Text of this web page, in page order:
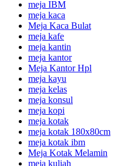
meja IBM
meja kaca
Meja Kaca Bulat
meja kafe
meja kantin
meja kantor
Meja Kantor Hpl
meja kayu
meja kelas
meja konsul
meja kopi
meja kotak
meja kotak 180x80cm
meja kotak ibm
Meja Kotak Melamin
meja kuliah